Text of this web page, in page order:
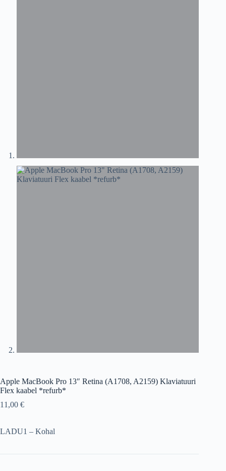
Apple MacBook Pro 13″ Retina (A1708, A2159) Klaviatuuri
Flex kaabel *refurb*
11,00 €
LADU1 – Kohal